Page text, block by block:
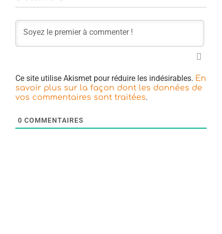
Ce site utilise Akismet pour réduire les indésirables. En
savoir plus sur la façon dont les données de
vos commentaires sont traitées.
0 COMMENTAIRES